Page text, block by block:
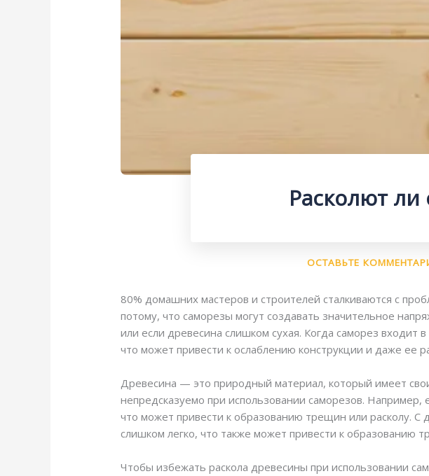
Расколют ли
ОСТАВЬТЕ
80% домашних мастеров и строителей сталкиваются с
потому, что саморезы могут создавать значительное
или если древесина слишком сухая. Когда саморез
что может привести к ослаблению конструкции и даже ее
Древесина — это природный материал, который имеет
непредсказуемо при использовании саморезов.
что может привести к образованию трещин или расколу. С
слишком легко, что также может привести к образованию
Чтобы избежать раскола древесины при использовании